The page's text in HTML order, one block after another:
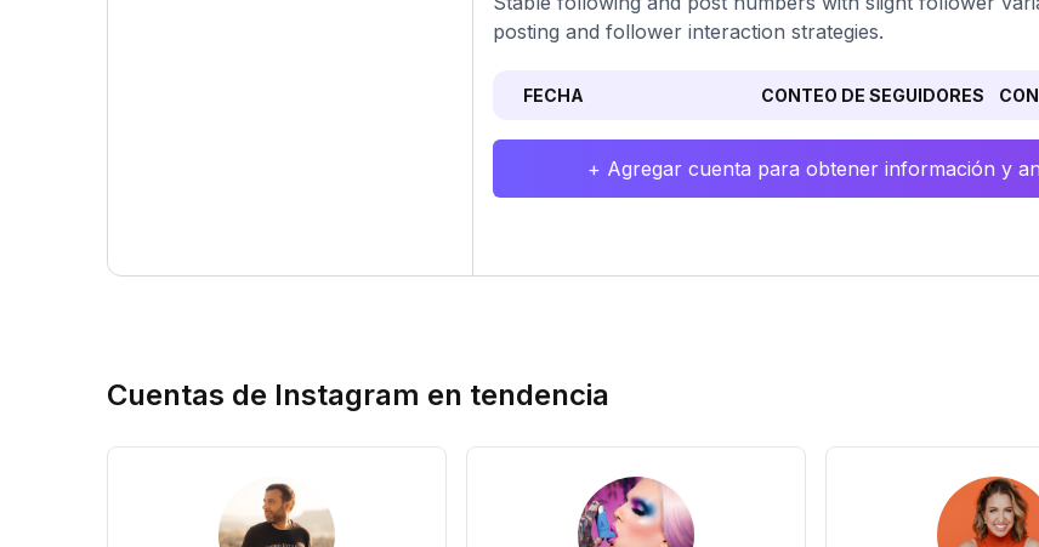
posting and follower interaction strategies.
FECHA CONTEO DE SEGUIDORES
+ Agregar cuenta para obtener información y
Cuentas de Instagram en tendencia